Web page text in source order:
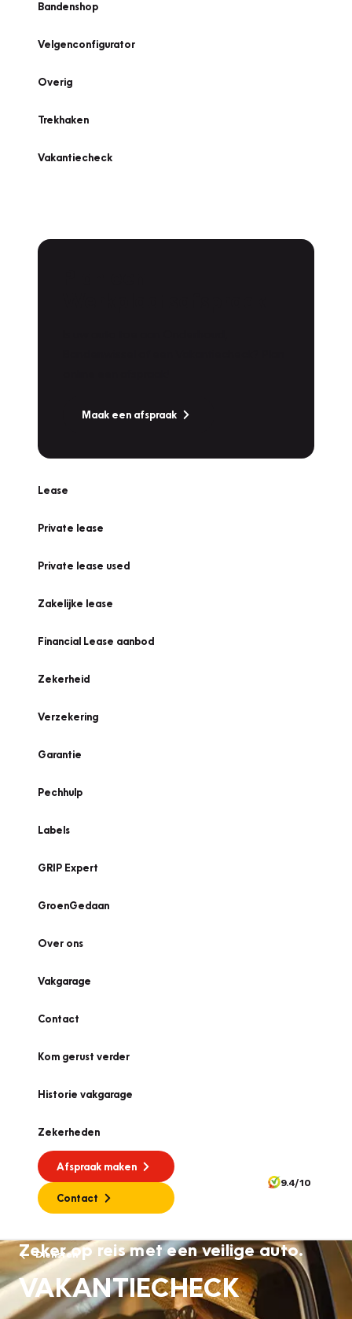
Bandenshop
Velgenconfigurator
Overig
Trekhaken
Vakantiecheck
Maak een afspraak
Lease
Private lease
Private lease used
Zakelijke lease
Financial Lease aanbod
Zekerheid
Verzekering
Garantie
Pechhulp
Labels
GRIP Expert
GroenGedaan
Over ons
Vakgarage
Contact
Kom gerust verder
Historie vakgarage
Zekerheden
Afspraak maken
Contact
9.4/10
Diensten
Zeker op reis met een veilige auto.
VAKANTIECHECK